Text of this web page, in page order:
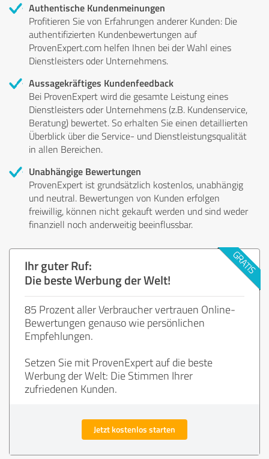
Authentische Kundenmeinungen
Profitieren Sie von Erfahrungen anderer Kunden: Die
authentifizierten Kundenbewertungen auf
ProvenExpert.com helfen Ihnen bei der Wahl eines
Dienstleisters oder Unternehmens.
Aussagekräftiges Kundenfeedback
Bei ProvenExpert wird die gesamte Leistung eines
Dienstleisters oder Unternehmens (z.B. Kundenservice,
Beratung) bewertet. So erhalten Sie einen detaillierten
Überblick über die Service- und Dienstleistungsqualität
in allen Bereichen.
Unabhängige Bewertungen
ProvenExpert ist grundsätzlich kostenlos, unabhängig
und neutral. Bewertungen von Kunden erfolgen
freiwillig, können nicht gekauft werden und sind weder
finanziell noch anderweitig beeinflussbar.
Ihr guter Ruf:
Die beste Werbung der Welt!
85 Prozent aller Verbraucher vertrauen Online-
Bewertungen genauso wie persönlichen
Empfehlungen.
Setzen Sie mit ProvenExpert auf die beste
Werbung der Welt: Die Stimmen Ihrer
zufriedenen Kunden.
Jetzt kostenlos starten